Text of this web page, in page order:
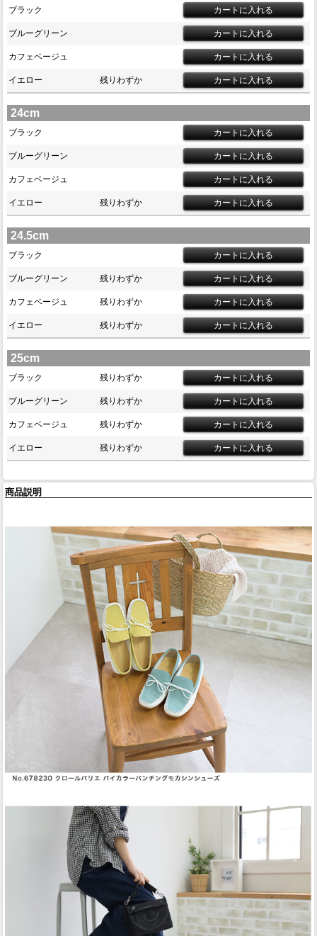
ブラック
ブルーグリーン
カフェベージュ
イエロー 残りわずか
24cm
ブラック
ブルーグリーン
カフェベージュ
イエロー 残りわずか
24.5cm
ブラック
ブルーグリーン 残りわずか
カフェベージュ 残りわずか
イエロー 残りわずか
25cm
ブラック 残りわずか
ブルーグリーン 残りわずか
カフェベージュ 残りわずか
イエロー 残りわずか
商品説明